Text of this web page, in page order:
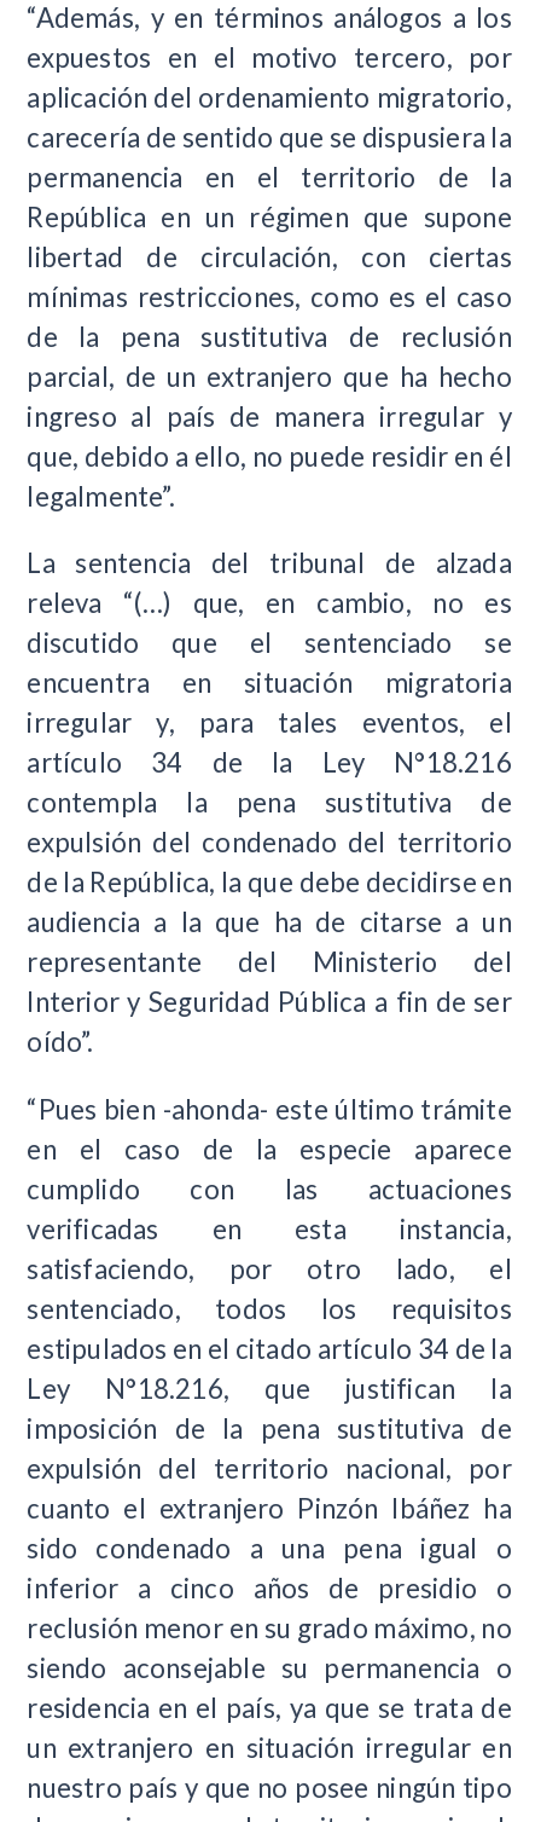
“Además, y en términos análogos a los
expuestos en el motivo tercero, por
aplicación del ordenamiento migratorio,
carecería de sentido que se dispusiera la
permanencia en el territorio de la
República en un régimen que supone
libertad de circulación, con ciertas
mínimas restricciones, como es el caso
de la pena sustitutiva de reclusión
parcial, de un extranjero que ha hecho
ingreso al país de manera irregular y
que, debido a ello, no puede residir en él
legalmente”.
La sentencia del tribunal de alzada
releva “(…) que, en cambio, no es
discutido que el sentenciado se
encuentra en situación migratoria
irregular y, para tales eventos, el
artículo 34 de la Ley N°18.216
contempla la pena sustitutiva de
expulsión del condenado del territorio
de la República, la que debe decidirse en
audiencia a la que ha de citarse a un
representante del Ministerio del
Interior y Seguridad Pública a fin de ser
oído”.
“Pues bien -ahonda- este último trámite
en el caso de la especie aparece
cumplido con las actuaciones
verificadas en esta instancia,
satisfaciendo, por otro lado, el
sentenciado, todos los requisitos
estipulados en el citado artículo 34 de la
Ley N°18.216, que justifican la
imposición de la pena sustitutiva de
expulsión del territorio nacional, por
cuanto el extranjero Pinzón Ibáñez ha
sido condenado a una pena igual o
inferior a cinco años de presidio o
reclusión menor en su grado máximo, no
siendo aconsejable su permanencia o
residencia en el país, ya que se trata de
un extranjero en situación irregular en
nuestro país y que no posee ningún tipo